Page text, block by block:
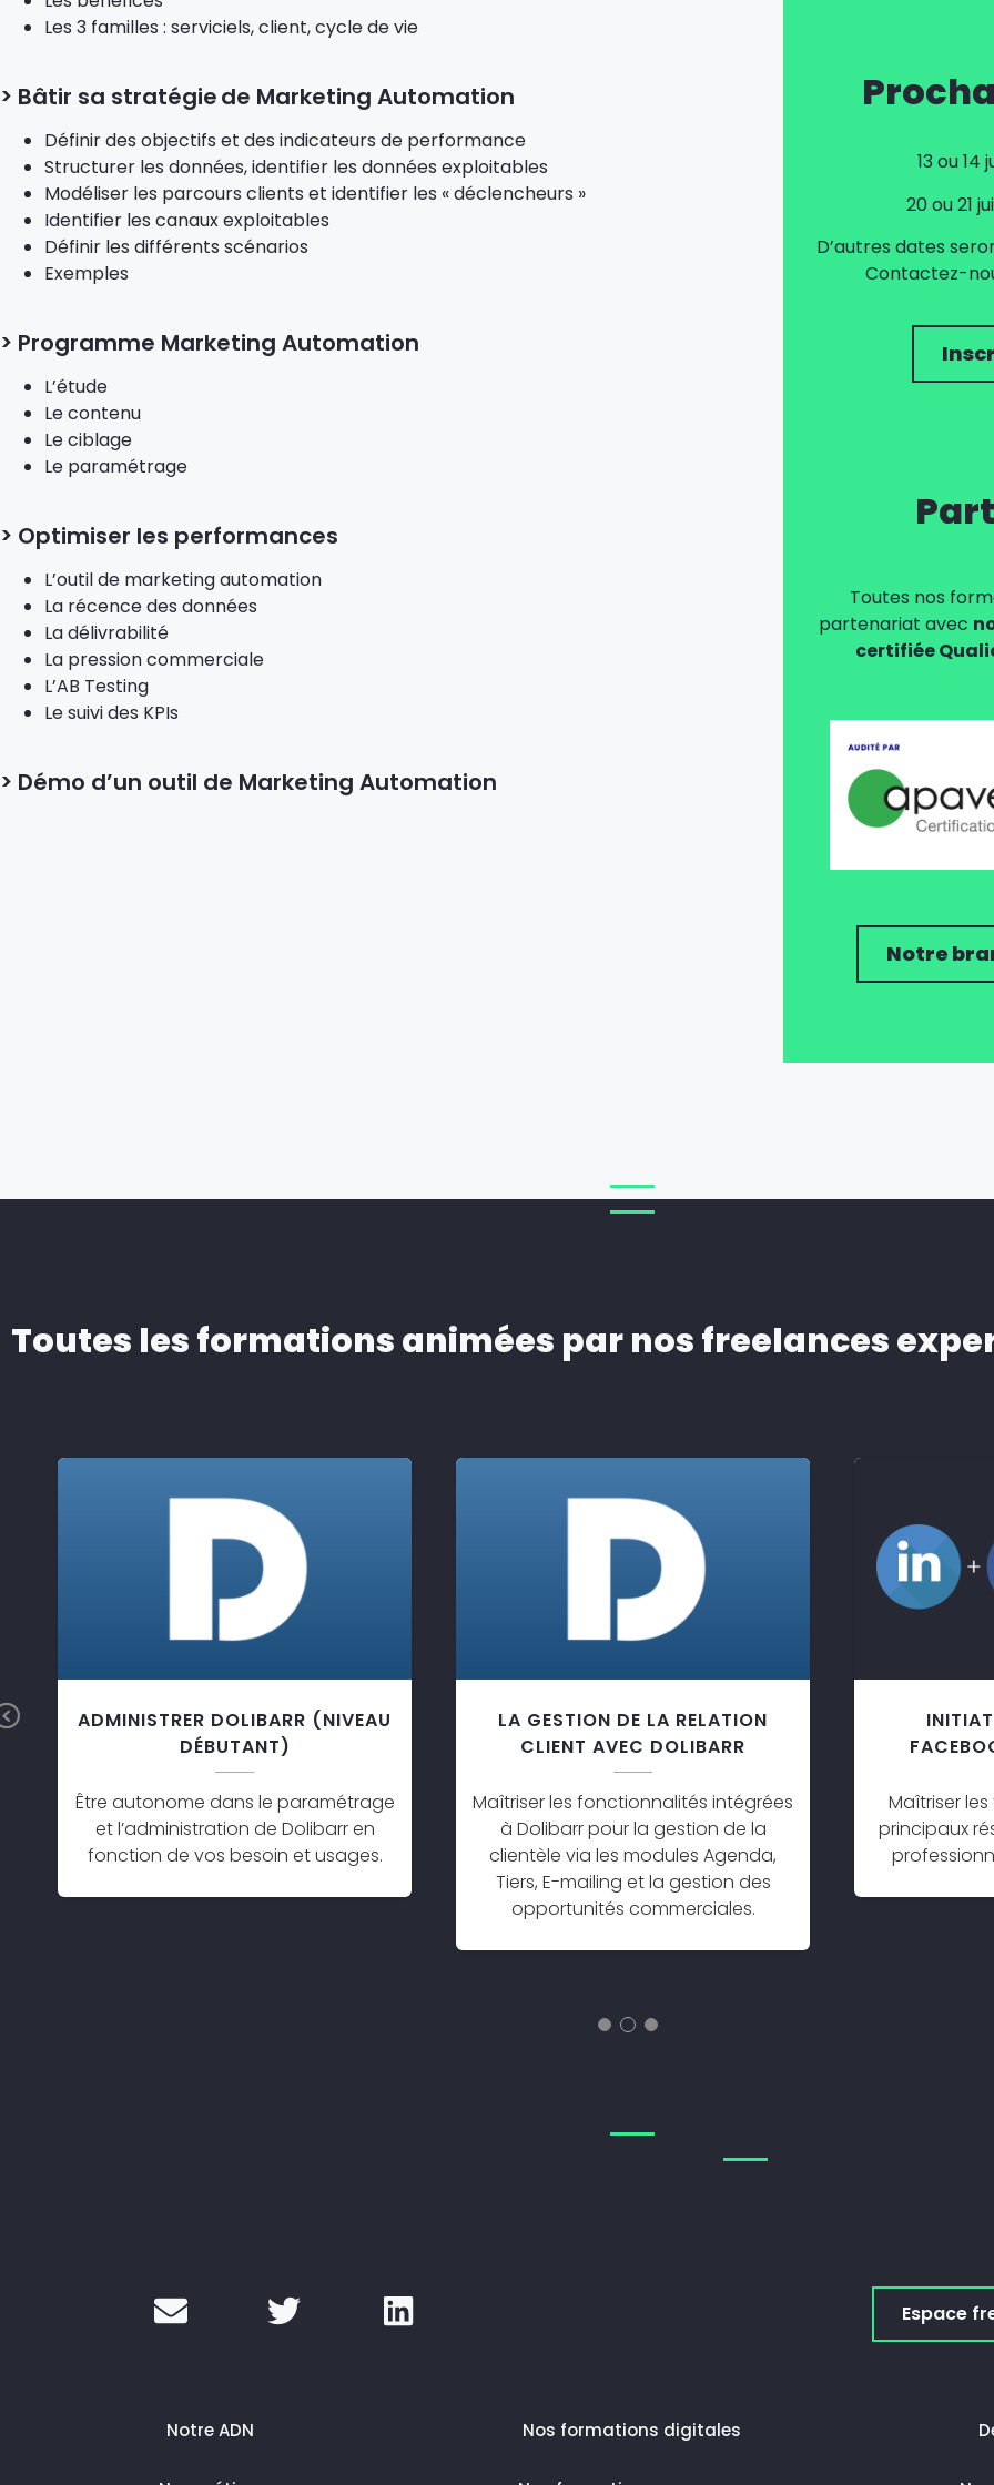
Les 3 familles : serviciels, client, cycle de vie
> Bâtir sa stratégiede Marketing Automation
Définir des objectifs et des indicateurs de performance
Structurer les données, identifier les données exploitables
Modéliser les parcours clients et identifier les « déclencheurs »
Identifier les canaux exploitables
Définir les différents scénarios
Exemples
> Programme Marketing Automation
L’étude
Le contenu
Le ciblage
Le paramétrage
> Optimiser les performances
L’outil de marketing automation
La récence des données
La délivrabilité
La pression commerciale
L’AB Testing
Le suivi des KPIs
> Démo d’un outil de Marketing Automation
13 ou 14
20 ou 21
D’autres dates
Contactez-
Toutes nos
partenariat avec
certifiée
Notre
Toutes les formations animées par nos freelances
PreviousADMINISTRER DOLIBARR (NIVEAU
DÉBUTANT)
Être autonome dans le paramétrage
et l’administration de Dolibarr en
fonction de vos besoin et usages.
LA GESTION DE LA RELATION
CLIENT AVEC DOLIBARR
Maîtriser les fonctionnalités intégrées
à Dolibarr pour la gestion de la
clientèle via les modules Agenda,
Tiers, E-mailing et la gestion des
opportunités commerciales.
Maîtriser
principaux
Espace
Notre ADN Nos formations digitales